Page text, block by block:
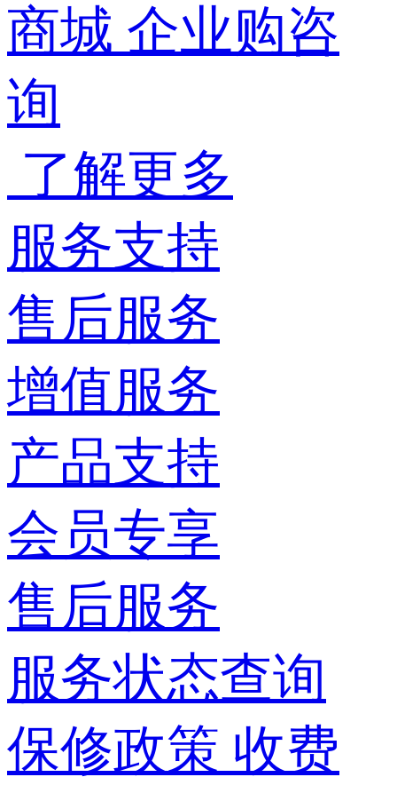
商城 企业购咨
询
了解更多
服务支持
售后服务
增值服务
产品支持
会员专享
售后服务
服务状态查询
保修政策 收费